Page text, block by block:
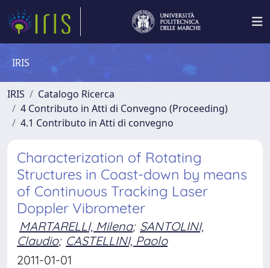
IRIS
IRIS
Catalogo Ricerca
4 Contributo in Atti di Convegno (Proceeding)
4.1 Contributo in Atti di convegno
Characterization of Rotating
Structures in Coast-down by means
of Continuous Tracking Laser
Doppler Vibrometer
MARTARELLI, Milena; SANTOLINI,
Claudio; CASTELLINI, Paolo
2011-01-01